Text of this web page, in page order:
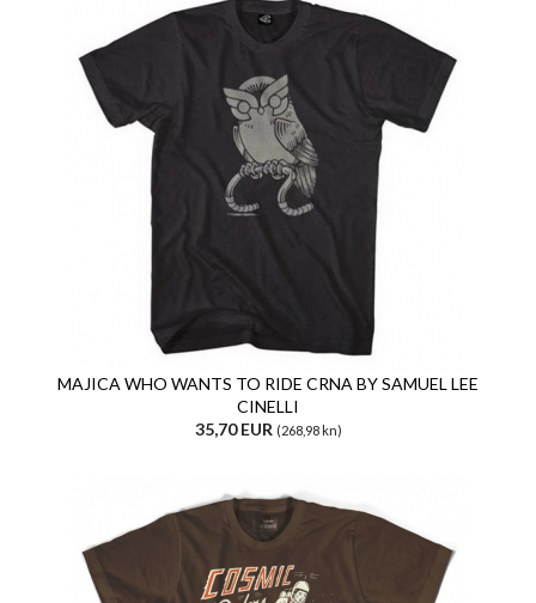
MAJICA WHO WANTS TO RIDE CRNA BY SAMUEL LEE
CINELLI
35,70 EUR (268,98 kn)